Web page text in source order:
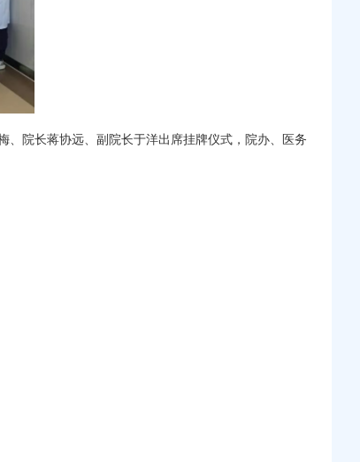
、院长蒋协远、副院长于洋出席挂牌仪式， 院办、
医务